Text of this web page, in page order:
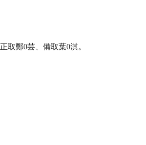
正取鄭0芸、備取葉0淇。